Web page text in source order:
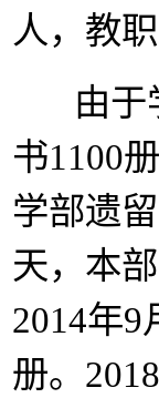
人，教职
由于学
书1100
学部遗
天，本
2014年9
册。